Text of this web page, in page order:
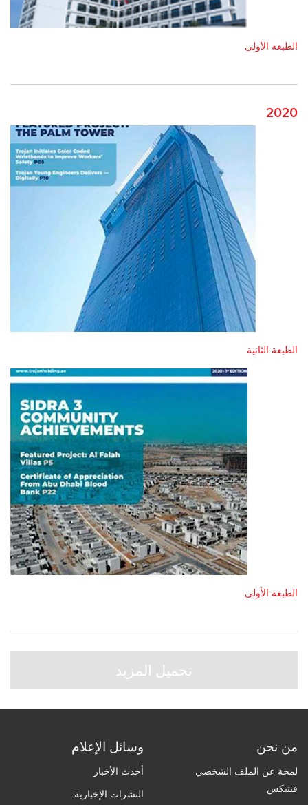
الطبعة الأولى
2020
الطبعة الثانية
الطبعة الأولى
تحميل المزيد
من نحن
لمحة عن الملف الشخصي
فينيكس
وسائل الإعلام
أحدث الأخبار
النشرات الإخبارية